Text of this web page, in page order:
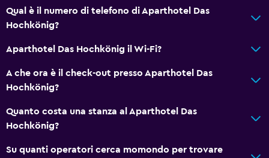
Qual è il numero di telefono di Aparthotel Das
Hochkönig?
Aparthotel Das Hochkönig il Wi-Fi?
A che ora è il check-out presso Aparthotel Das
Hochkönig?
Quanto costa una stanza al Aparthotel Das
Hochkönig?
Su quanti operatori cerca momondo per trovare